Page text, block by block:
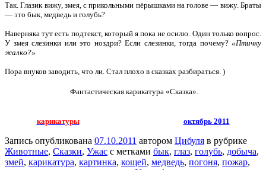
Так. Глазик вижу, змея, с прикольными пёрышками на голове — вижу. Браты
— это бык, медведь и голубь?
Наверняка тут есть подтекст, который я пока не осилю. Один только вопрос.
У змея слезинки или это ноздри? Если слезинки, тогда почему? «Птичку
жалко?»
Пора внуков заводить, что ли. Стал плохо в сказках разбираться. )
Фантастическая карикатура «Сказка».
карикатуры октябрь 2011
Запись опубликована 07.10.2011 автором Цибуля в рубрике
Животные, Сказки, Ужас с метками бык, глаз, голубь, добыча,
змей, карикатура, картинка, кощей, медведь, погоня, пожар,